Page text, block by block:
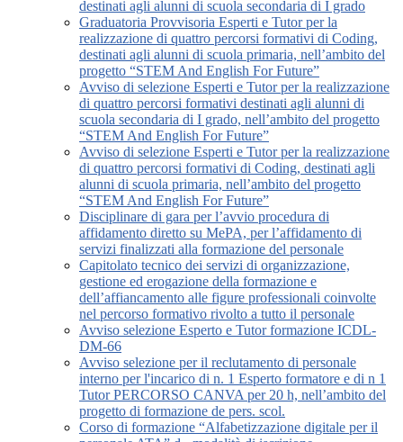
destinati agli alunni di scuola secondaria di I grado
Graduatoria Provvisoria Esperti e Tutor per la
realizzazione di quattro percorsi formativi di Coding,
destinati agli alunni di scuola primaria, nell’ambito del
progetto “STEM And English For Future”
Avviso di selezione Esperti e Tutor per la realizzazione
di quattro percorsi formativi destinati agli alunni di
scuola secondaria di I grado, nell’ambito del progetto
“STEM And English For Future”
Avviso di selezione Esperti e Tutor per la realizzazione
di quattro percorsi formativi di Coding, destinati agli
alunni di scuola primaria, nell’ambito del progetto
“STEM And English For Future”
Disciplinare di gara per l’avvio procedura di
affidamento diretto su MePA, per l’affidamento di
servizi finalizzati alla formazione del personale
Capitolato tecnico dei servizi di organizzazione,
gestione ed erogazione della formazione e
dell’affiancamento alle figure professionali coinvolte
nel percorso formativo rivolto a tutto il personale
Avviso selezione Esperto e Tutor formazione ICDL-
DM-66
Avviso selezione per il reclutamento di personale
interno per l'incarico di n. 1 Esperto formatore e di n 1
Tutor PERCORSO CANVA per 20 h, nell’ambito del
progetto di formazione de pers. scol.
Corso di formazione “Alfabetizzazione digitale per il